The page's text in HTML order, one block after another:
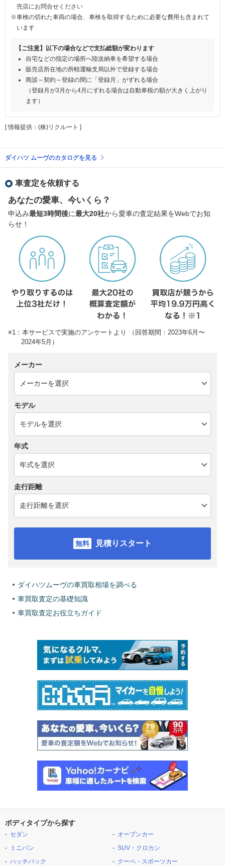
売店にお問合せください
※車検の切れた車両の場合、車検を取得するために必要な費用も含まれて
います
【ご注意】以下の場合などで支払総額が変わります
自宅などの指定の場所へ陸送納車を希望する場合
販売店所在地の所轄運輸支局以外で登録する場合
商談～契約～登録の間に「登録月」がずれる場合
（登録月が3月から4月にずれる場合は自動車税の額が大きく上がり
ます）
[ 情報提供：(株)リクルート ]
ダイハツ ムーヴのカタログを見る
車査定を依頼する
あなたの愛車、今いくら？
申込み最短3時間後に最大20社から愛車の査定結果をWebでお知
らせ！
※1：本サービスで実施のアンケートより （回答期間：2023年6月〜
2024年5月）
メーカー
モデル
年式
走行距離
見積りスタート
ダイハツムーヴの車買取相場を調べる
車買取査定の基礎知識
車買取査定お役立ちガイド
ボディタイプから探す
セダン
ミニバン
ハッチバック
オープンカー
SUV・クロカン
クーペ・スポーツカー